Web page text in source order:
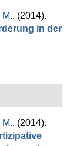
M.. (2014).
in der
M.. (2014).